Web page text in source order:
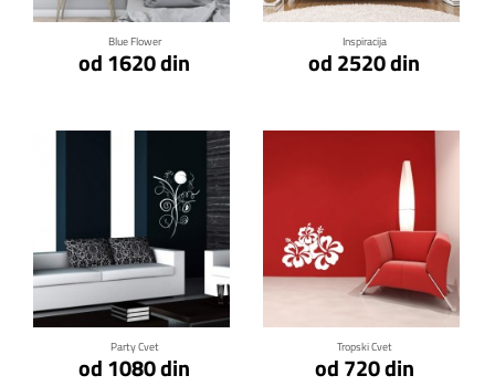
Blue Flower
od 1620 din
Inspiracija
od 2520 din
Party Cvet
od 1080 din
Klikni za detalje
Tropski Cvet
od 720 din
Klikni za detalje